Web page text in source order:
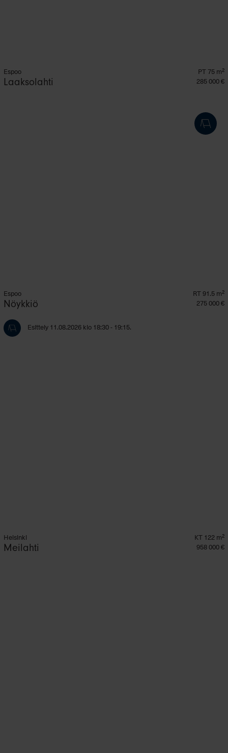
Espoo
Laaksolahti
PT 75 m²
285 000 €
Espoo
Nöykkiö
RT 91.5 m²
275 000 €
Esittely 11.08.2026 klo 18:30 - 19:15.
Helsinki
Meilahti
KT 122 m²
958 000 €